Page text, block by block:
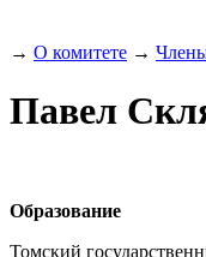
→ О комитете →
Павел
Образование
Томский